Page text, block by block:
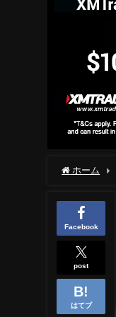
ホーム
Facebook
post
はてブ